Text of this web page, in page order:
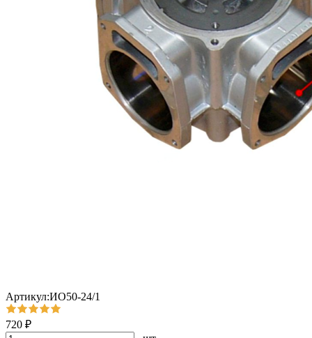
Артикул:ИО50-24/1
720 ₽